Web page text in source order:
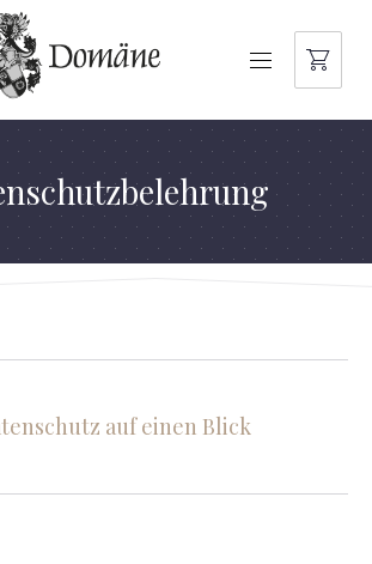
NAVIGATION
auf einen Blick